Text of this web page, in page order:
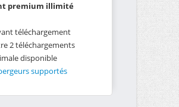
premium illimité
téléchargement
2 téléchargements
disponible
supportés